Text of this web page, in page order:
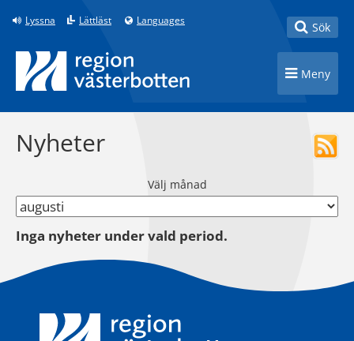
Till innehåll på sidan
Lyssna Lättläst Languages Toggle
Sök
Toggle
Meny
Nyheter
Välj månad
Inga nyheter under vald period.